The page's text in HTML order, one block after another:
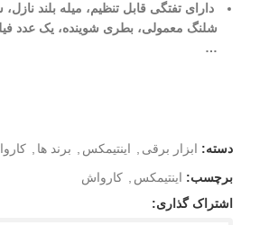
دارای تفتگی قابل تنظیم، میله بلند
شلنگ معمولی، بطری شوینده، یک عدد
…
دسته: ابزار برقی اینتیمکس برند ها
برچسب: اینتیمکس
کارواش
اشتراک گذاری: